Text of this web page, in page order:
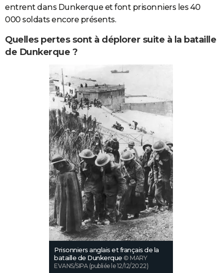
entrent dans Dunkerque et font prisonniers les 40
000 soldats encore présents.
Quelles pertes sont à déplorer suite à la bataille
de Dunkerque ?
Prisonniers anglais et français de la
bataille de Dunkerque © MARY
EVANS/SIPA (publiée le 12/12/2022)